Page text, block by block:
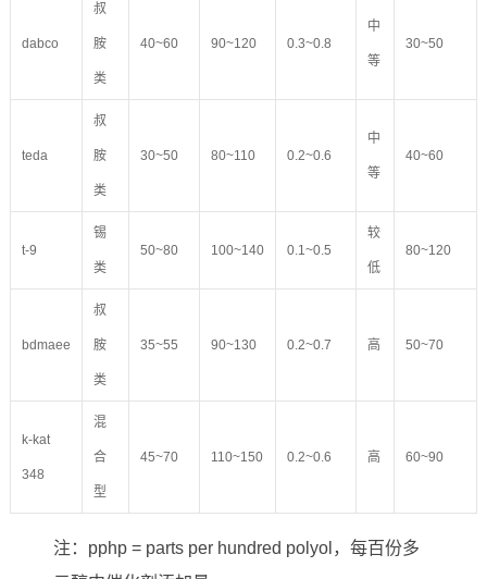
dabco
叔
胺
类
40~60 90~120 0.3~0.8
中
等
30~50
teda
叔
胺
类
30~50 80~110 0.2~0.6
中
等
40~60
t-9
锡
类
50~80 100~140 0.1~0.5
较
低
80~120
bdmaee
叔
胺
类
35~55 90~130 0.2~0.7 高 50~70
k-kat
348
混
合
型
45~70 110~150 0.2~0.6 高 60~90
注：pphp = parts per hundred polyol，每百份多